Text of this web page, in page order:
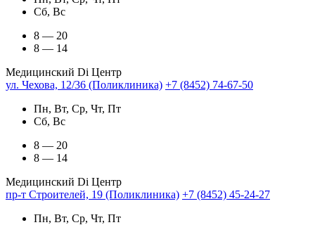
Сб, Вс
8 — 20
8 — 14
Медицинский Di Центр
ул. Чехова, 12/36 (Поликлиника) +7 (8452) 74-67-50
Пн, Вт, Ср, Чт, Пт
Сб, Вс
8 — 20
8 — 14
Медицинский Di Центр
пр-т Строителей, 19 (Поликлиника) +7 (8452) 45-24-27
Пн, Вт, Ср, Чт, Пт